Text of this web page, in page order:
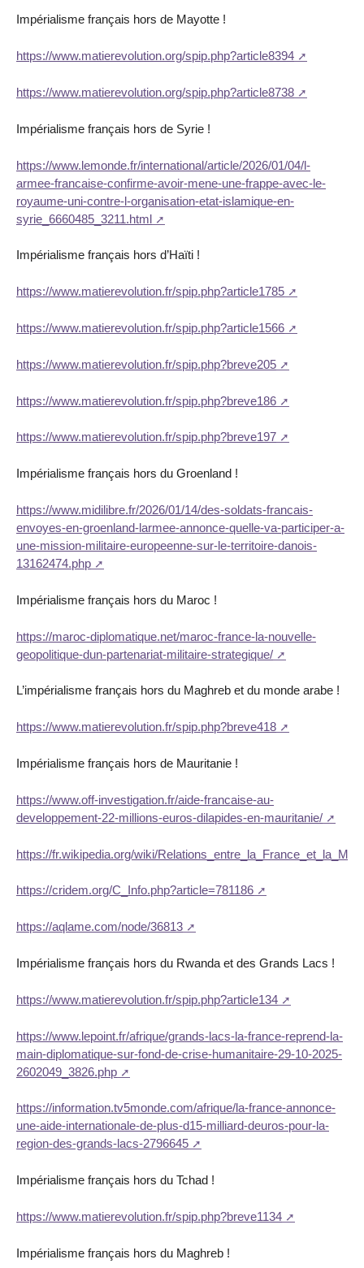
Impérialisme français hors de Mayotte !
https://www.matierevolution.org/spip.php?article8394
https://www.matierevolution.org/spip.php?article8738
Impérialisme français hors de Syrie !
https://www.lemonde.fr/international/article/2026/01/04/l-
armee-francaise-confirme-avoir-mene-une-frappe-avec-le-
royaume-uni-contre-l-organisation-etat-islamique-en-
syrie_6660485_3211.html
Impérialisme français hors d’Haïti !
https://www.matierevolution.fr/spip.php?article1785
https://www.matierevolution.fr/spip.php?article1566
https://www.matierevolution.fr/spip.php?breve205
https://www.matierevolution.fr/spip.php?breve186
https://www.matierevolution.fr/spip.php?breve197
Impérialisme français hors du Groenland !
https://www.midilibre.fr/2026/01/14/des-soldats-francais-
envoyes-en-groenland-larmee-annonce-quelle-va-participer-a-
une-mission-militaire-europeenne-sur-le-territoire-danois-
13162474.php
Impérialisme français hors du Maroc !
https://maroc-diplomatique.net/maroc-france-la-nouvelle-
geopolitique-dun-partenariat-militaire-strategique/
L’impérialisme français hors du Maghreb et du monde arabe !
https://www.matierevolution.fr/spip.php?breve418
Impérialisme français hors de Mauritanie !
https://www.off-investigation.fr/aide-francaise-au-
developpement-22-millions-euros-dilapides-en-mauritanie/
https://fr.wikipedia.org/wiki/
https://cridem.org/C_Info.php?article=781186
https://aqlame.com/node/36813
Impérialisme français hors du Rwanda et des Grands Lacs !
https://www.matierevolution.fr/spip.php?article134
https://www.lepoint.fr/afrique/grands-lacs-la-france-reprend-la-
main-diplomatique-sur-fond-de-crise-humanitaire-29-10-2025-
2602049_3826.php
https://information.tv5monde.com/afrique/la-france-annonce-
une-aide-internationale-de-plus-d15-milliard-deuros-pour-la-
region-des-grands-lacs-2796645
Impérialisme français hors du Tchad !
https://www.matierevolution.fr/spip.php?breve1134
Impérialisme français hors du Maghreb !